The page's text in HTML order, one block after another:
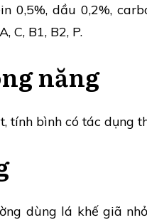
0,5%, dầu 0,2%,
C, B1, B2, P.
năng
tính bình có tác dụng
dùng lá khế giã